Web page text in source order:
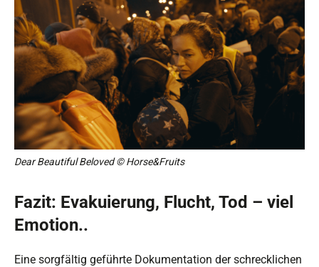
Dear Beautiful Beloved © Horse&Fruits
Fazit: Evakuierung, Flucht, Tod – viel
Emotion..
Eine sorgfältig geführte Dokumentation der schrecklichen